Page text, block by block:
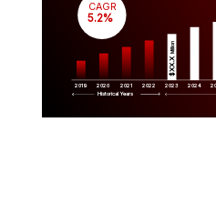
2019 2020 2021 2022 2023 2024
$XX.X
Million
CAGR
5.2%
Historical Years